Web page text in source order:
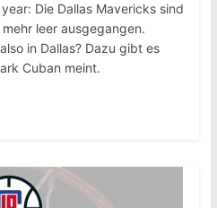
Die Dallas Mavericks sind
leer ausgegangen.
in Dallas? Dazu gibt es
Cuban meint.